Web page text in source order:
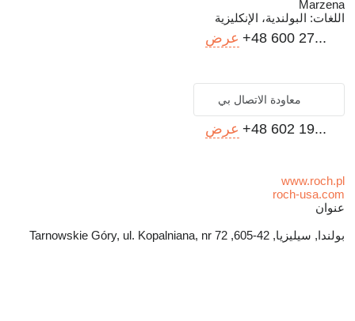
Marzena
اللغات: البولندية، الإنكليزية
+48 600 27... عرض
معاودة الاتصال بي
+48 602 19... عرض
www.roch.pl
roch-usa.com
عنوان
بولندا, سيليزيا, 42-605, Tarnowskie Góry, ul. Kopalniana, nr 72